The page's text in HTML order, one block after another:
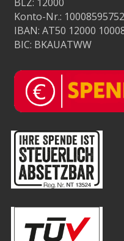
Konto-Nr.: 10008595752
IBAN: AT50 12000
BIC: BKAUATWW